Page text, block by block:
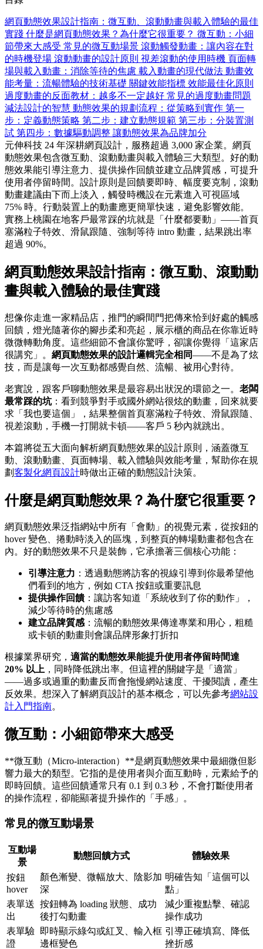
網頁動態效果設計指南：微互動、滾動動畫與載入體驗的最佳
實踐 什麼是網頁動態效果？為什麼它很重要？ 微互動：小細
節帶來大感受 常見的微互動場景 滾動觸發動畫：讓內容在對
的時機登場 滾動動畫的設計原則 視差滾動的使用時機 頁面轉
場與載入動畫：消除等待的焦慮 載入動畫的現代做法 動畫效
能考量：流暢體驗的技術基礎 關鍵效能指標 效能最佳化原則
過度動畫的反面教材：越多不一定越好 常見的過度動畫問題
減法設計的智慧 動態效果的規劃流程：從策略到實作 第一
步：定義動態策略 第二步：建立動態規範 第三步：分裝置測
試 第四步：數據驅動調整 讓動態效果為品牌加分
元伸科技 24 年深耕網頁設計，服務超過 3,000 家企業。網頁
動態效果包含微互動、滾動動畫與載入體驗三大類型。好的動
態效果能引導注意力、提供操作回饋並建立品牌質感，可提升
使用者停留時間。設計原則是回饋要即時、幅度要克制，滾動
動畫建議由下而上淡入，觸發時機設在元素進入可視區域
75% 時。行動裝置上的動畫應更簡單快速，避免影響效能。
實務上桃園在地客戶最常踩的坑就是「什麼都要動」——首頁
塞滿粒子特效、滑鼠跟隨、強制等待 intro 動畫，結果跳出率
超過 90%。
網頁動態效果設計指南：微互動、滾動動
畫與載入體驗的最佳實踐
想像你走進一家精品店，推門的瞬間門把傳來恰到好處的觸感
回饋，燈光隨著你的腳步柔和亮起，展示櫃的商品在你靠近時
微微轉動角度。這些細節不會讓你驚呼，卻讓你覺得「這家店
很講究」。 網頁動態效果的設計邏輯完全相同——不是為了炫
技，而是讓每一次互動都感覺自然、流暢、被用心對待。
老實說，跟客戶聊動態效果是最容易出狀況的環節之一。 老闆
最常踩的坑：看到競爭對手或國外網站很炫的動畫，回來就要
求「我也要這個」，結果整個首頁塞滿粒子特效、滑鼠跟隨、
視差滾動，手機一打開就卡頓——客戶 5 秒內就跳出。
本篇將從五大面向解析網頁動態效果的設計原則，涵蓋微互
動、滾動動畫、頁面轉場、載入體驗與效能考量，幫助你在規
劃客製化網頁設計時做出正確的動態設計決策。
什麼是網頁動態效果？為什麼它很重要？
網頁動態效果泛指網站中所有「會動」的視覺元素，從按鈕的
hover 變色、捲動時淡入的區塊，到整頁的轉場動畫都包含在
內。好的動態效果不只是裝飾，它承擔著三個核心功能：
引導注意力 ：透過動態將訪客的視線引導到你最希望他
們看到的地方，例如 CTA 按鈕或重要訊息
提供操作回饋：讓訪客知道「系統收到了你的動作」，
減少等待時的焦慮感
建立品牌質感：流暢的動態效果傳達專業和用心，粗糙
或卡頓的動畫則會讓品牌形象打折扣
根據業界研究， 適當的動態效果能提升使用者停留時間達
20% 以上 ，同時降低跳出率。但這裡的關鍵字是「適當」
——過多或過重的動畫反而會拖慢網站速度、干擾閱讀，產生
反效果。想深入了解網頁設計的基本概念，可以先參考網站設
計入門指南。
微互動：小細節帶來大感受
**微互動（Micro-interaction）**是網頁動態效果中最細微但影
響力最大的類型。它指的是使用者與介面互動時，元素給予的
即時回饋。這些回饋通常只有 0.1 到 0.3 秒，不會打斷使用者
的操作流程，卻能顯著提升操作的「手感」。
常見的微互動場景
互動場
景
動態回饋方式 體驗效果
按鈕
hover
顏色漸變、微幅放大、陰影加
深
明確告知「這個可以
點」
表單送
出
按鈕轉為 loading 狀態、成功
後打勾動畫
減少重複點擊、確認
操作成功
表單驗
證
即時顯示綠勾或紅叉、輸入框
邊框變色
引導正確填寫、降低
挫折感